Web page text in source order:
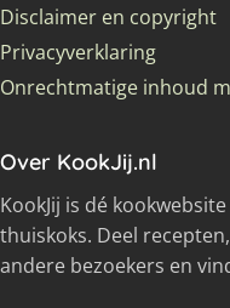
Disclaimer en copyright
Privacyverklaring
Onrechtmatige inhoud
Over KookJij.nl
KookJij is dé
thuiskoks. Deel
andere bezoekers en